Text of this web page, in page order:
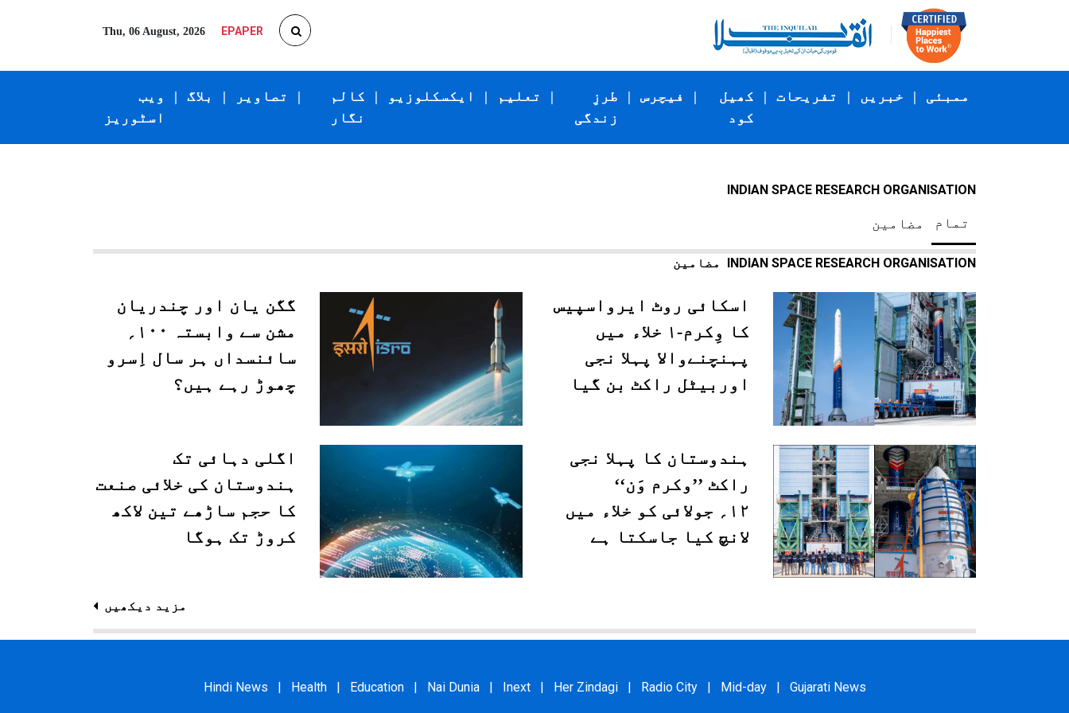
Thu, 06 August, 2026 EPAPER
ویب
اسٹوریز
| بلاگ | تصاویر |
کالم
نگار
| ایکسکلوزیو | تعلیم |
طرزِ
زندگی
| فیچرس |
کھیل
کود
| تفریحات | خبریں | ممبئی
INDIAN SPACE RESEARCH ORGANISATION
مضامین تمام
INDIAN SPACE RESEARCH ORGANISATION
اسکائی روٹ ایرواسپیس
کا وِکرم-۱ خلاء میں
پہنچنےوالا پہلا نجی
اوربیٹل راکٹ بن گیا
گگن یان اور چندریان
مشن سے وابستہ ۱۰۰؍
سائنسداں ہر سال اِسرو
چھوڑ رہے ہیں؟
ہندوستان کا پہلا نجی
راکٹ ’’وکرم وَن‘‘
۱۲؍ جولائی کو خلاء میں
لانچ کیا جاسکتا ہے
اگلی دہائی تک
ہندوستان کی خلائی صنعت
کا حجم ساڑھے تین لاکھ
کروڑ تک ہوگا
مزید دیکھیں
Hindi News Health Education Nai Dunia Inext Her Zindagi Radio City Mid-day Gujarati News